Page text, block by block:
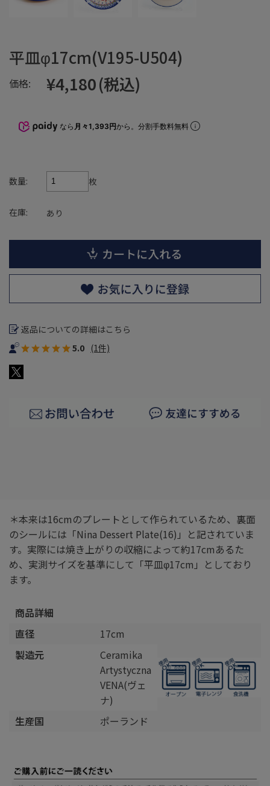
平皿φ17cm(V195-U504)
価格: ¥4,180(税込)
なら 月々1,393円から。分割手数料無料
数量: 枚
在庫: あり
返品についての詳細はこちら
5.0 (1件)
＊本来は16cmのプレートとして作られているため、裏面
のシールには「Nina Dessert Plate(16)」と記されていま
す。実際には焼き上がりの収縮によって約17cmあるた
め、実測サイズを基準にして「平皿φ17cm」としており
ます。
商品詳細
直径
17cm
製造元
Ceramika
Artystyczna
VENA(ヴェ
ナ)
生産国
ポーランド